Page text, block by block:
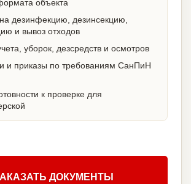
объекта
дезинфекцию, дезинсекцию,
и вывоз отходов
уборок, дезсредств и осмотров
и приказы по требованиям СанПиН
к проверке для
ДОКУМЕНТЫ